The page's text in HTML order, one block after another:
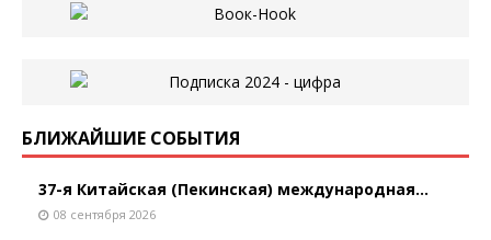
БЛИЖАЙШИЕ СОБЫТИЯ
37-я Китайская (Пекинская) международная...
08 сентября 2026